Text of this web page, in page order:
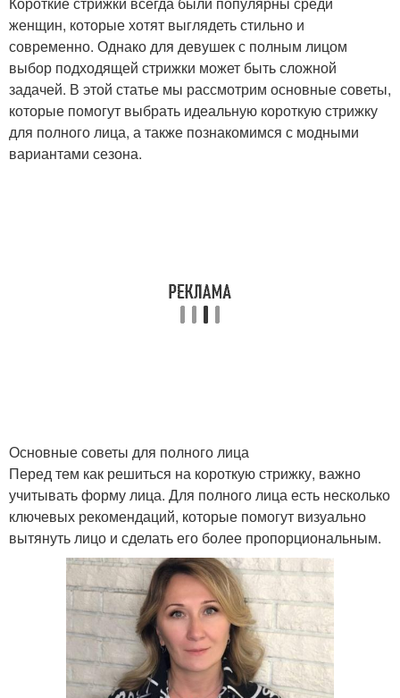
Сезон для полного лица
Стрижки на полном
лице
Полное лицо
женщин, которые хотят выглядеть стильно и
современно. Однако для девушек с полным лицом
выбор подходящей стрижки может быть сложной
задачей. В этой статье мы рассмотрим основные советы,
которые помогут выбрать идеальную короткую стрижку
для полного лица, а также познакомимся с модными
вариантами сезона.
Основные советы для полного лица
Перед тем как решиться на короткую стрижку, важно
учитывать форму лица. Для полного лица есть несколько
ключевых рекомендаций, которые помогут визуально
вытянуть лицо и сделать его более пропорциональным.